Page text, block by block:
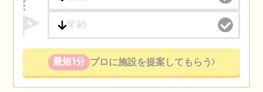
4
最短1分 プロに施設を提案してもらう